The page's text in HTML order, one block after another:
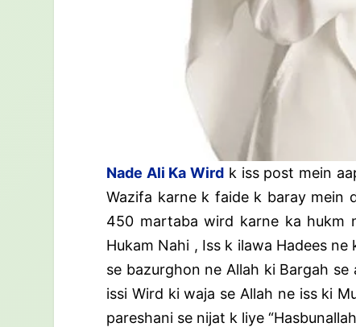
Nade Ali Ka Wird k iss post mein
Wazifa karne k faide k baray mein
450 martaba wird karne ka hukm
Hukam Nahi , Iss k ilawa Hadees
se bazurghon ne Allah ki Bargah se
issi Wird ki waja se Allah ne iss ki
pareshani se nijat k liye